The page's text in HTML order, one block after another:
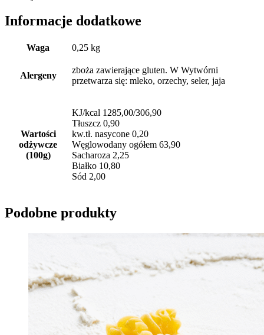
Informacje dodatkowe
Waga 0,25 kg
Alergeny
zboża zawierające gluten. W Wytwórni
przetwarza się: mleko, orzechy, seler, jaja
Wartości
odżywcze
(100g)
KJ/kcal 1285,00/306,90
Tłuszcz 0,90
kw.tł. nasycone 0,20
Węglowodany ogółem 63,90
Sacharoza 2,25
Białko 10,80
Sód 2,00
Podobne produkty